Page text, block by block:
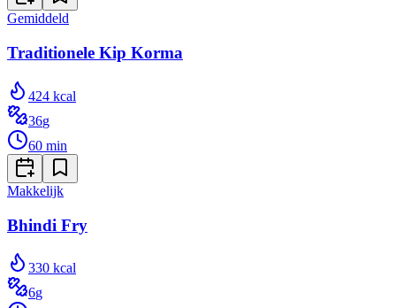
Gemiddeld
Traditionele Kip Korma
424 kcal
36g
60 min
Makkelijk
Bhindi Fry
330 kcal
6g